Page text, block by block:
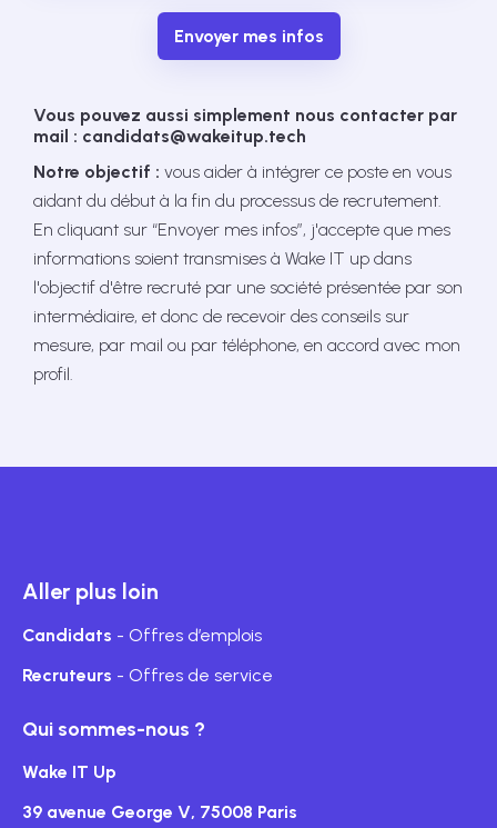
Envoyer mes infos
Vous pouvez aussi simplement nous contacter par
mail : candidats@wakeitup.tech
Notre objectif : vous aider à intégrer ce poste en vous
aidant du début à la fin du processus de recrutement.
En cliquant sur “Envoyer mes infos”, j'accepte que mes
informations soient transmises à Wake IT up dans
l'objectif d'être recruté par une société présentée par son
intermédiaire, et donc de recevoir des conseils sur
mesure, par mail ou par téléphone, en accord avec mon
profil.
Aller plus loin
Candidats - Offres d’emplois
Recruteurs - Offres de service
Qui sommes-nous ?
Wake IT Up
39 avenue George V, 75008 Paris